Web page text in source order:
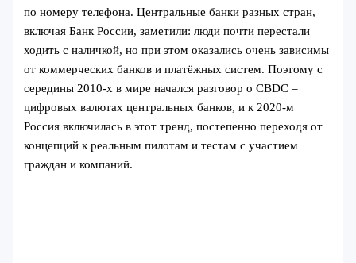
по номеру телефона. Центральные банки разных стран,
включая Банк России, заметили: люди почти перестали
ходить с наличкой, но при этом оказались очень зависимы
от коммерческих банков и платёжных систем. Поэтому с
середины 2010‑х в мире начался разговор о CBDC –
цифровых валютах центральных банков, и к 2020‑м
Россия включилась в этот тренд, постепенно переходя от
концепций к реальным пилотам и тестам с участием
граждан и компаний.